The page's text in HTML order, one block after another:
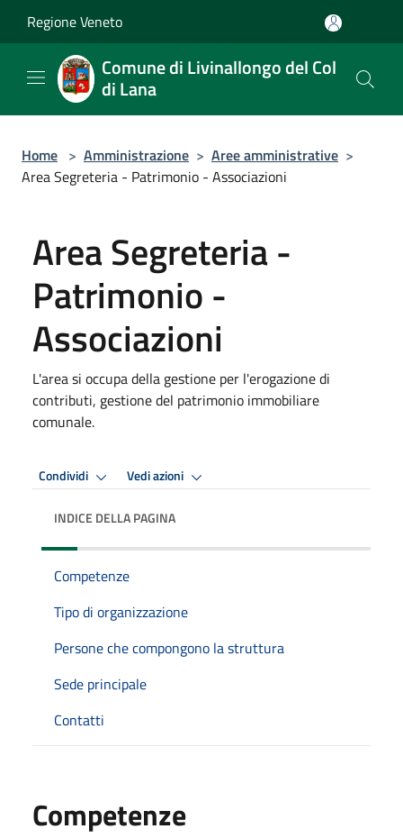
Regione Veneto
Comune di Livinallongo del Col
di Lana
Home > Amministrazione > Aree amministrative >
Area Segreteria - Patrimonio - Associazioni
Area Segreteria -
Patrimonio -
Associazioni
L'area si occupa della gestione per l'erogazione di
contributi, gestione del patrimonio immobiliare
comunale.
Condividi Vedi azioni
INDICE DELLA PAGINA
Competenze
Tipo di organizzazione
Persone che compongono la struttura
Sede principale
Contatti
Competenze